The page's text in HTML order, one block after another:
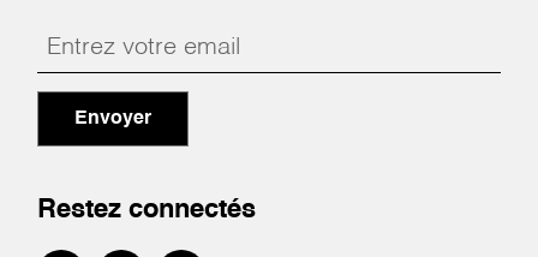
Envoyer
Restez connectés